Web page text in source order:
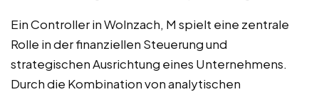
Ein Controller in Wolnzach, M spielt eine zentrale
Rolle in der finanziellen Steuerung und
strategischen Ausrichtung eines Unternehmens.
Durch die Kombination von analytischen